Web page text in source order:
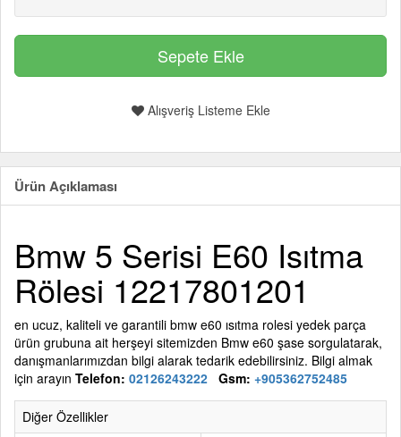
Alışveriş Listeme Ekle
Ürün Açıklaması
Bmw 5 Serisi E60 Isıtma
Rölesi 12217801201
en ucuz, kaliteli ve garantili bmw e60 ısıtma rolesi yedek parça
ürün grubuna ait herşeyi sitemizden Bmw e60 şase sorgulatarak,
danışmanlarımızdan bilgi alarak tedarik edebilirsiniz. Bilgi almak
için arayın Telefon: 02126243222 Gsm: +905362752485
Diğer Özellikler